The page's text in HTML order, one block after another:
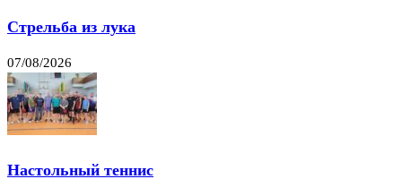
Стрельба из лука
07/08/2026
Настольный теннис